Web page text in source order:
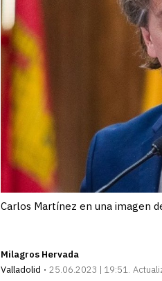
Carlos Martínez en una imagen
Milagros Hervada
Valladolid
25.06.2023 | 19:51